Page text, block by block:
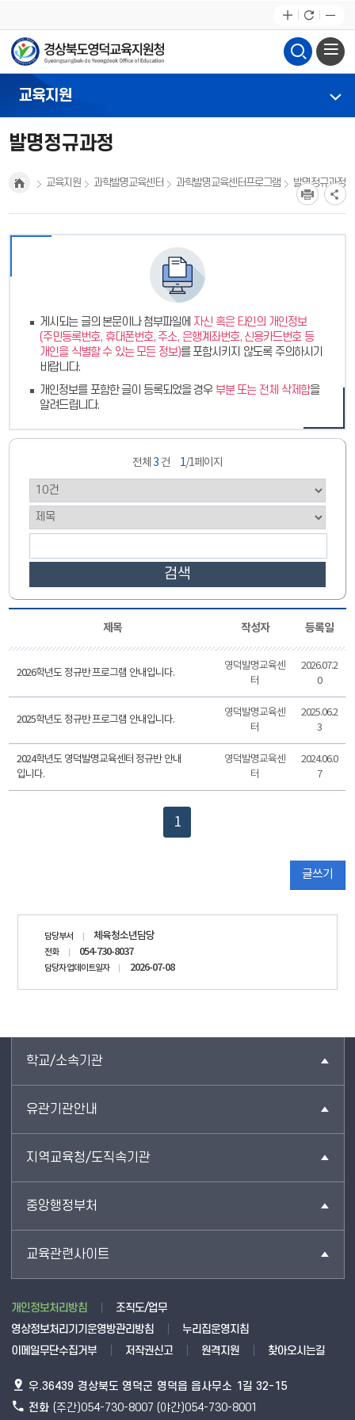
교육지원
교육지원 과학발명교육센터 과학발명교육센터프로그램 발명정규과정
발명정규과정
게시되는 글의 본문이나 첨부파일에 자신 혹은 타인의 개인정보
(주민등록번호, 휴대폰번호, 주소, 은행계좌번호, 신용카드번호 등
개인을 식별할 수 있는 모든 정보)를 포함시키지 않도록 주의하시기
바랍니다.
개인정보를 포함한 글이 등록되었을 경우 부분 또는 전체 삭제함을
알려드립니다.
전체3 건 1/1페이지
검색
제목 작성자 등록일
2026학년도 정규반 프로그램 안내입니다.
영덕발명교육센
터
2026.07.2
0
2025학년도 정규반 프로그램 안내입니다.
영덕발명교육센
터
2025.06.2
3
2024학년도 영덕발명교육센터 정규반 안내
입니다.
영덕발명교육센
터
2024.06.0
7
1
글쓰기
담당부서 체육청소년담당
전화 054-730-8037
담당자 업데이트일자 2026-07-08
학교/소속기관
유관기관안내
지역교육청/도직속기관
중앙행정부처
교육관련사이트
개인정보처리방침
조직도/업무
영상정보처리기기운영방관리방침
누리집운영지침
이메일무단수집거부
저작권신고 원격지원 찾아오시는길
우.36439 경상북도 영덕군 영덕읍 읍사무소 1길 32-15
전화 (주간)054-730-8007 (야간)054-730-8001